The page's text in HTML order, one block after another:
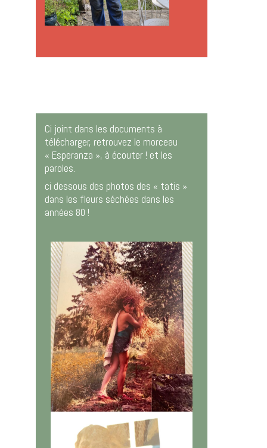
Ci joint dans les documents à
télécharger, retrouvez le morceau
« Esperanza », à écouter ! et les
paroles.
ci dessous des photos des « tatis »
dans les fleurs séchées dans les
années 80 !